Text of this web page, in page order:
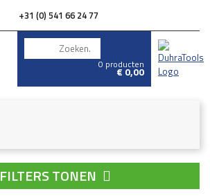
+31 (0) 541 66 24 77
0 producten
€0,00
FILTERS TONEN